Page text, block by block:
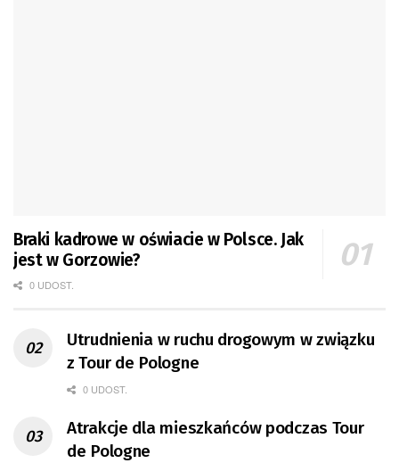
Braki kadrowe w oświacie w Polsce. Jak
jest w Gorzowie?
0 UDOST.
Utrudnienia w ruchu drogowym w związku
z Tour de Pologne
0 UDOST.
Atrakcje dla mieszkańców podczas Tour
de Pologne